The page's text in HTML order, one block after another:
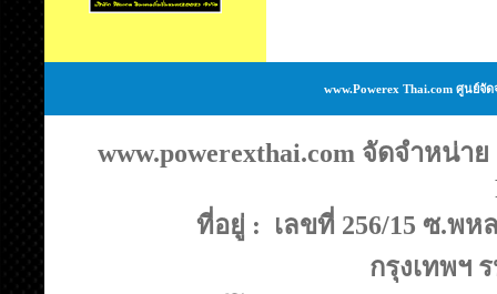
www.Powerex Thai.com ศูนย์
www.powerexthai.com จัดจำหน่
ที่อยู่ : เลขที่ 256/15 ซ.พห
กรุงเทพฯ